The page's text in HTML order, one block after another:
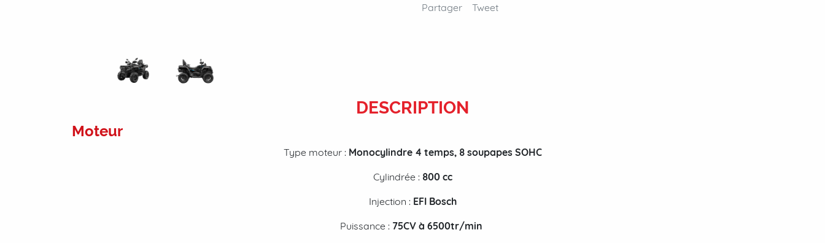
Partager Tweet
DESCRIPTION
Moteur
Type moteur : Monocylindre 4 temps, 8 soupapes SOHC
Cylindrée : 800cc
Injection : EFI Bosch
Puissance : 75CV à 6500tr/min